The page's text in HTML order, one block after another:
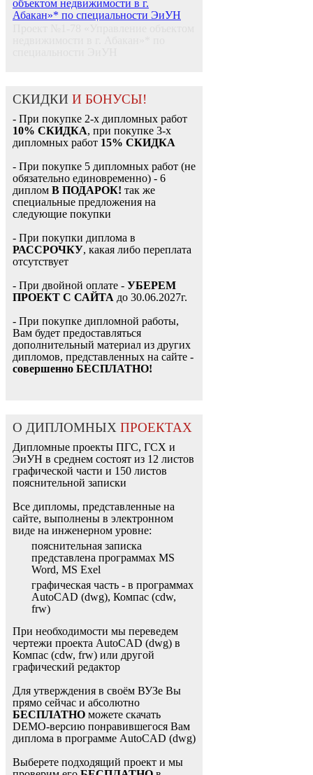
СКИДКИ И БОНУСЫ!
- При покупке 2-х дипломных работ
10% СКИДКА, при покупке 3-х
дипломных работ 15% СКИДКА
- При покупке 5 дипломных работ (не
обязательно единовременно) - 6
диплом В ПОДАРОК! так же
специальные предложения на
следующие покупки
- При покупки диплома в
РАССРОЧКУ, какая либо переплата
отсутствует
- При двойной оплате - УБЕРЕМ
ПРОЕКТ С САЙТА до 30.06.2027г.
- При покупке дипломной работы,
Вам будет предоставляться
дополнительный материал из других
дипломов, представленных на сайте -
совершенно БЕСПЛАТНО!
О ДИПЛОМНЫХ ПРОЕКТАХ
Дипломные проекты ПГС, ГСХ и
ЭиУН в среднем состоят из 12 листов
графической части и 150 листов
пояснительной записки
Все дипломы, представленные на
сайте, выполнены в электронном
виде на инженерном уровне:
пояснительная записка
представлена программах MS
Word, MS Exel
графическая часть - в программах
AutoCAD (dwg), Компас (cdw,
frw)
При необходимости мы переведем
чертежи проекта AutoCAD (dwg) в
Компас (cdw, frw) или другой
графический редактор
Для утверждения в своём ВУЗе Вы
прямо сейчас и абсолютно
БЕСПЛАТНО можете скачать
DEMO-версию понравившегося Вам
диплома в программе AutoCAD (dwg)
Выберете подходящий проект и мы